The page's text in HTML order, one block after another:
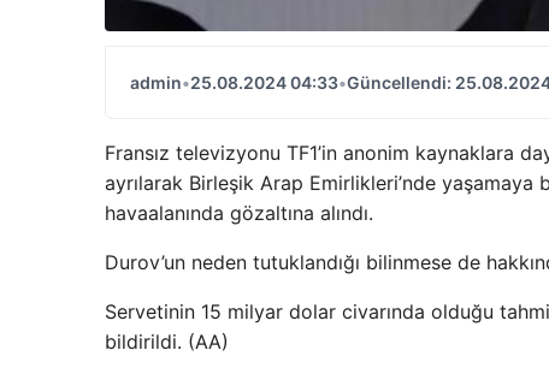
admin•25.08.2024 04:33•Güncellendi:
Fransız televizyonu TF1’in anonim kaynaklara
ayrılarak Birleşik Arap Emirlikleri’nde yaşamaya
havaalanında gözaltına alındı.
Durov’un neden tutuklandığı bilinmese de
Servetinin 15 milyar dolar civarında olduğu
bildirildi. (AA)